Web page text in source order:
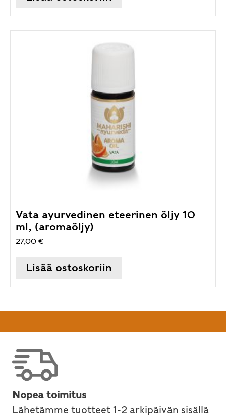
Vata ayurvedinen eteerinen öljy 10
ml, (aromaöljy)
27,00 €
Lisää ostoskoriin
Nopea toimitus
Lähetämme tuotteet 1-2 arkipäivän sisällä